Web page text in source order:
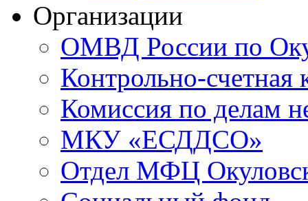
Организации
ОМВД России по
Контрольно-счетная
Комиссия по делам
МКУ «ЕСДДСО»
Отдел МФЦ